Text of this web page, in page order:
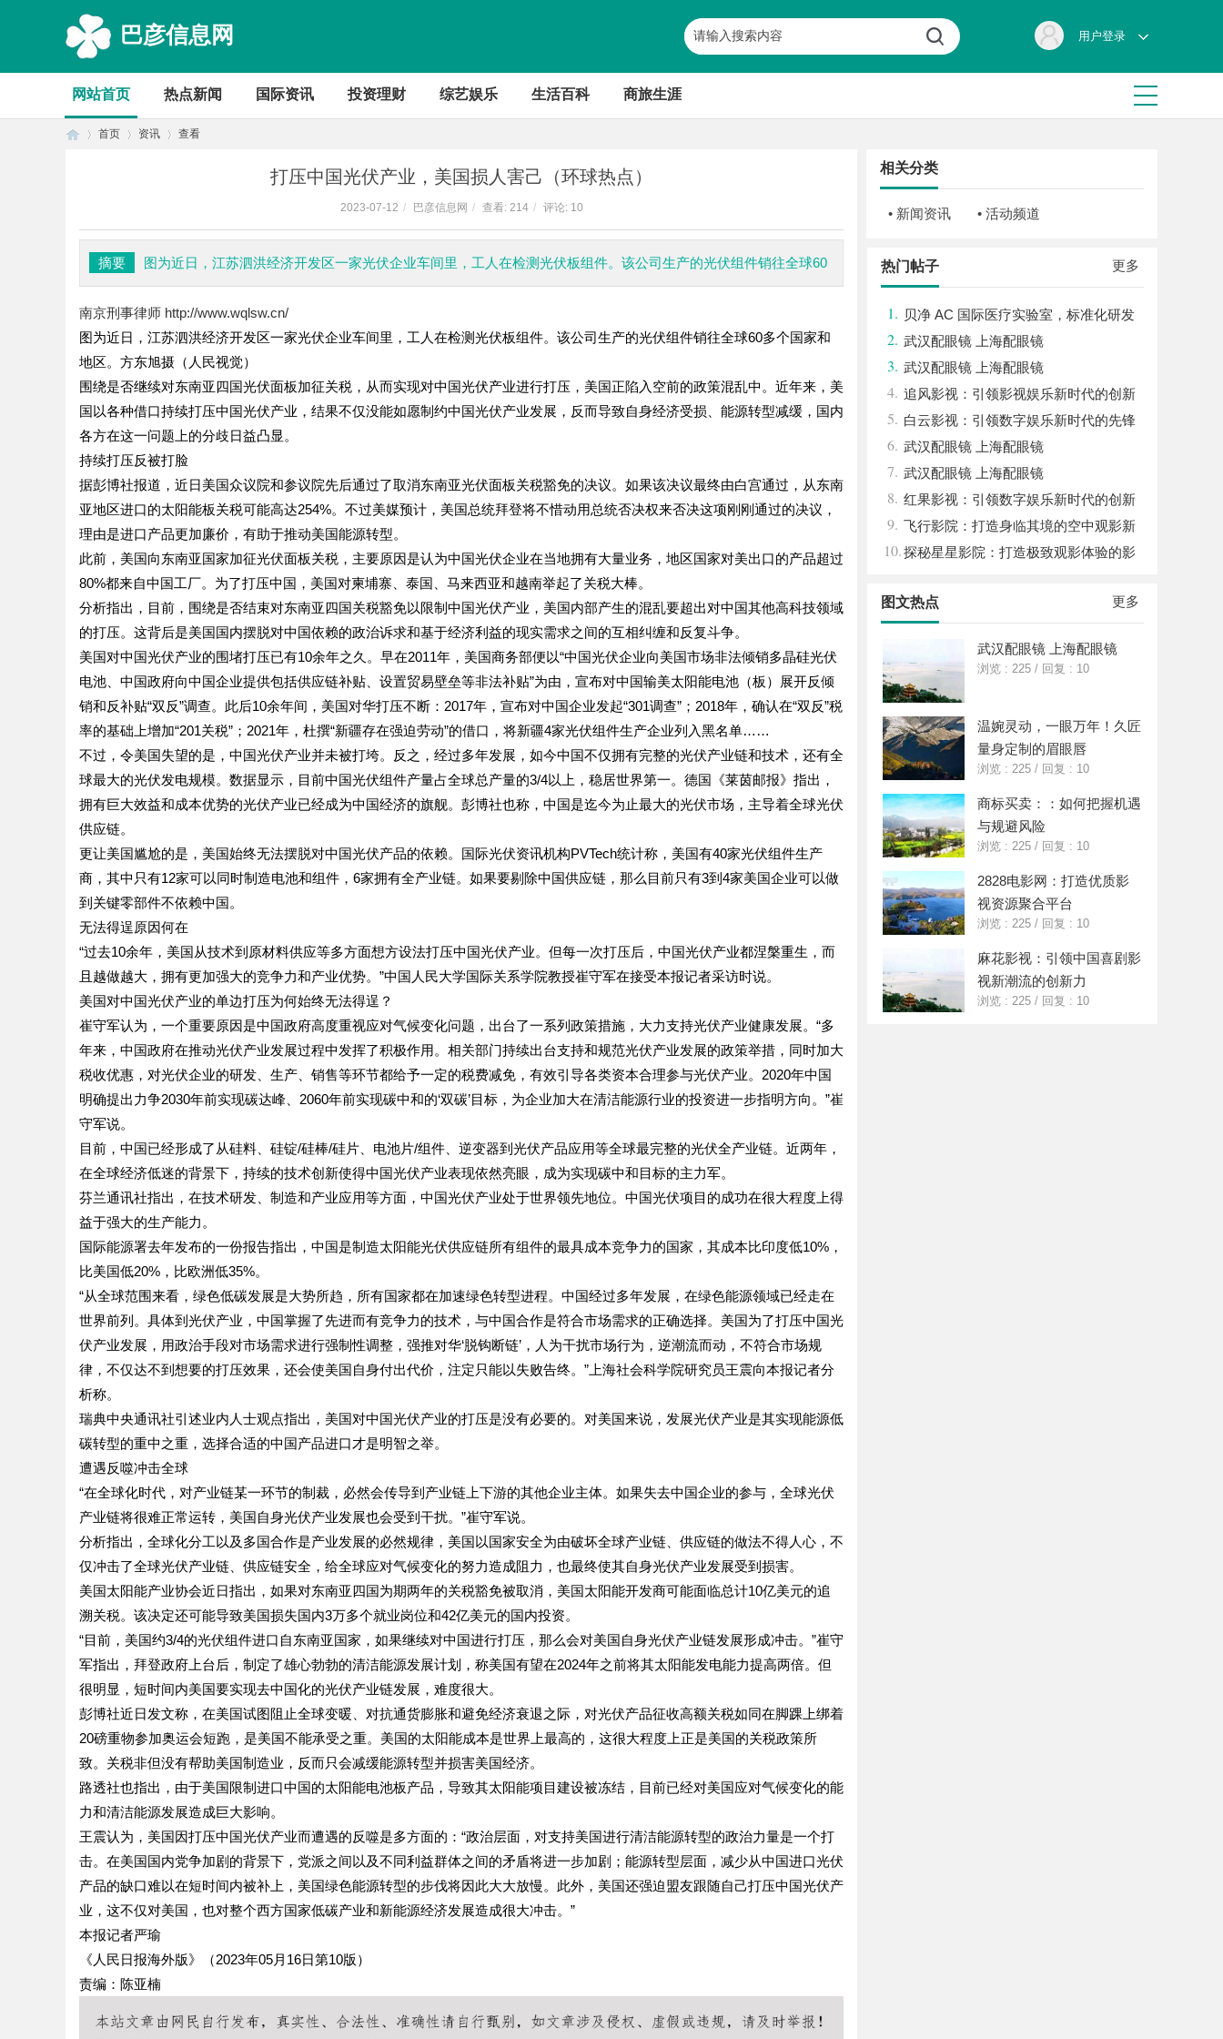
巴彦信息网 用户登录
网站首页 热点新闻 国际资讯 投资理财 综艺娱乐 生活百科 商旅生涯
首页 资讯 查看
打压中国光伏产业，美国损人害己（环球热点）
2023-07-12 / 巴彦信息网 / 查看: 214 / 评论: 10
摘要 图为近日，江苏泗洪经济开发区一家光伏企业车间里，工人在检测光伏板组件。该公司生产的光伏组件销往全球60
南京刑事律师 http://www.wqlsw.cn/
图为近日，江苏泗洪经济开发区一家光伏企业车间里，工人在检测光伏板组件。该公司生产的光伏组件销往全球60多个国家和
地区。方东旭摄（人民视觉）
围绕是否继续对东南亚四国光伏面板加征关税，从而实现对中国光伏产业进行打压，美国正陷入空前的政策混乱中。近年来，美
国以各种借口持续打压中国光伏产业，结果不仅没能如愿制约中国光伏产业发展，反而导致自身经济受损、能源转型减缓，国内
各方在这一问题上的分歧日益凸显。
持续打压反被打脸
据彭博社报道，近日美国众议院和参议院先后通过了取消东南亚光伏面板关税豁免的决议。如果该决议最终由白宫通过，从东南
亚地区进口的太阳能板关税可能高达254%。不过美媒预计，美国总统拜登将不惜动用总统否决权来否决这项刚刚通过的决议，
理由是进口产品更加廉价，有助于推动美国能源转型。
此前，美国向东南亚国家加征光伏面板关税，主要原因是认为中国光伏企业在当地拥有大量业务，地区国家对美出口的产品超过
80%都来自中国工厂。为了打压中国，美国对柬埔寨、泰国、马来西亚和越南举起了关税大棒。
分析指出，目前，围绕是否结束对东南亚四国关税豁免以限制中国光伏产业，美国内部产生的混乱要超出对中国其他高科技领域
的打压。这背后是美国国内摆脱对中国依赖的政治诉求和基于经济利益的现实需求之间的互相纠缠和反复斗争。
美国对中国光伏产业的围堵打压已有10余年之久。早在2011年，美国商务部便以“中国光伏企业向美国市场非法倾销多晶硅光伏
电池、中国政府向中国企业提供包括供应链补贴、设置贸易壁垒等非法补贴”为由，宣布对中国输美太阳能电池（板）展开反倾
销和反补贴“双反”调查。此后10余年间，美国对华打压不断：2017年，宣布对中国企业发起“301调查”；2018年，确认在“双反”税
率的基础上增加“201关税”；2021年，杜撰“新疆存在强迫劳动”的借口，将新疆4家光伏组件生产企业列入黑名单……
不过，令美国失望的是，中国光伏产业并未被打垮。反之，经过多年发展，如今中国不仅拥有完整的光伏产业链和技术，还有全
球最大的光伏发电规模。数据显示，目前中国光伏组件产量占全球总产量的3/4以上，稳居世界第一。德国《莱茵邮报》指出，
拥有巨大效益和成本优势的光伏产业已经成为中国经济的旗舰。彭博社也称，中国是迄今为止最大的光伏市场，主导着全球光伏
供应链。
更让美国尴尬的是，美国始终无法摆脱对中国光伏产品的依赖。国际光伏资讯机构PVTech统计称，美国有40家光伏组件生产
商，其中只有12家可以同时制造电池和组件，6家拥有全产业链。如果要剔除中国供应链，那么目前只有3到4家美国企业可以做
到关键零部件不依赖中国。
无法得逞原因何在
“过去10余年，美国从技术到原材料供应等多方面想方设法打压中国光伏产业。但每一次打压后，中国光伏产业都涅槃重生，而
且越做越大，拥有更加强大的竞争力和产业优势。”中国人民大学国际关系学院教授崔守军在接受本报记者采访时说。
美国对中国光伏产业的单边打压为何始终无法得逞？
崔守军认为，一个重要原因是中国政府高度重视应对气候变化问题，出台了一系列政策措施，大力支持光伏产业健康发展。“多
年来，中国政府在推动光伏产业发展过程中发挥了积极作用。相关部门持续出台支持和规范光伏产业发展的政策举措，同时加大
税收优惠，对光伏企业的研发、生产、销售等环节都给予一定的税费减免，有效引导各类资本合理参与光伏产业。2020年中国
明确提出力争2030年前实现碳达峰、2060年前实现碳中和的‘双碳’目标，为企业加大在清洁能源行业的投资进一步指明方向。”崔
守军说。
目前，中国已经形成了从硅料、硅锭/硅棒/硅片、电池片/组件、逆变器到光伏产品应用等全球最完整的光伏全产业链。近两年，
在全球经济低迷的背景下，持续的技术创新使得中国光伏产业表现依然亮眼，成为实现碳中和目标的主力军。
芬兰通讯社指出，在技术研发、制造和产业应用等方面，中国光伏产业处于世界领先地位。中国光伏项目的成功在很大程度上得
益于强大的生产能力。
国际能源署去年发布的一份报告指出，中国是制造太阳能光伏供应链所有组件的最具成本竞争力的国家，其成本比印度低10%，
比美国低20%，比欧洲低35%。
“从全球范围来看，绿色低碳发展是大势所趋，所有国家都在加速绿色转型进程。中国经过多年发展，在绿色能源领域已经走在
世界前列。具体到光伏产业，中国掌握了先进而有竞争力的技术，与中国合作是符合市场需求的正确选择。美国为了打压中国光
伏产业发展，用政治手段对市场需求进行强制性调整，强推对华‘脱钩断链’，人为干扰市场行为，逆潮流而动，不符合市场规
律，不仅达不到想要的打压效果，还会使美国自身付出代价，注定只能以失败告终。”上海社会科学院研究员王震向本报记者分
析称。
瑞典中央通讯社引述业内人士观点指出，美国对中国光伏产业的打压是没有必要的。对美国来说，发展光伏产业是其实现能源低
碳转型的重中之重，选择合适的中国产品进口才是明智之举。
遭遇反噬冲击全球
“在全球化时代，对产业链某一环节的制裁，必然会传导到产业链上下游的其他企业主体。如果失去中国企业的参与，全球光伏
产业链将很难正常运转，美国自身光伏产业发展也会受到干扰。”崔守军说。
分析指出，全球化分工以及多国合作是产业发展的必然规律，美国以国家安全为由破坏全球产业链、供应链的做法不得人心，不
仅冲击了全球光伏产业链、供应链安全，给全球应对气候变化的努力造成阻力，也最终使其自身光伏产业发展受到损害。
美国太阳能产业协会近日指出，如果对东南亚四国为期两年的关税豁免被取消，美国太阳能开发商可能面临总计10亿美元的追
溯关税。该决定还可能导致美国损失国内3万多个就业岗位和42亿美元的国内投资。
“目前，美国约3/4的光伏组件进口自东南亚国家，如果继续对中国进行打压，那么会对美国自身光伏产业链发展形成冲击。”崔守
军指出，拜登政府上台后，制定了雄心勃勃的清洁能源发展计划，称美国有望在2024年之前将其太阳能发电能力提高两倍。但
很明显，短时间内美国要实现去中国化的光伏产业链发展，难度很大。
彭博社近日发文称，在美国试图阻止全球变暖、对抗通货膨胀和避免经济衰退之际，对光伏产品征收高额关税如同在脚踝上绑着
20磅重物参加奥运会短跑，是美国不能承受之重。美国的太阳能成本是世界上最高的，这很大程度上正是美国的关税政策所
致。关税非但没有帮助美国制造业，反而只会减缓能源转型并损害美国经济。
路透社也指出，由于美国限制进口中国的太阳能电池板产品，导致其太阳能项目建设被冻结，目前已经对美国应对气候变化的能
力和清洁能源发展造成巨大影响。
王震认为，美国因打压中国光伏产业而遭遇的反噬是多方面的：“政治层面，对支持美国进行清洁能源转型的政治力量是一个打
击。在美国国内党争加剧的背景下，党派之间以及不同利益群体之间的矛盾将进一步加剧；能源转型层面，减少从中国进口光伏
产品的缺口难以在短时间内被补上，美国绿色能源转型的步伐将因此大大放慢。此外，美国还强迫盟友跟随自己打压中国光伏产
业，这不仅对美国，也对整个西方国家低碳产业和新能源经济发展造成很大冲击。”
本报记者严瑜
《人民日报海外版》（2023年05月16日第10版）
责编：陈亚楠
相关分类
• 新闻资讯 • 活动频道
更多
热门帖子
1. 贝净 AC 国际医疗实验室，标准化研发
体系全解析
2. 武汉配眼镜 上海配眼镜
3. 武汉配眼镜 上海配眼镜
4. 追风影视：引领影视娱乐新时代的创新
平台
5. 白云影视：引领数字娱乐新时代的先锋
力量
6. 武汉配眼镜 上海配眼镜
7. 武汉配眼镜 上海配眼镜
8. 红果影视：引领数字娱乐新时代的创新
力量
9. 飞行影院：打造身临其境的空中观影新
体验
10.探秘星星影院：打造极致观影体验的影
更多
图文热点
武汉配眼镜 上海配眼镜
浏览 : 225 / 回复 : 10
温婉灵动，一眼万年！久匠
量身定制的眉眼唇
浏览 : 225 / 回复 : 10
商标买卖：：如何把握机遇
与规避风险
浏览 : 225 / 回复 : 10
2828电影网：打造优质影
视资源聚合平台
浏览 : 225 / 回复 : 10
麻花影视：引领中国喜剧影
视新潮流的创新力
浏览 : 225 / 回复 : 10